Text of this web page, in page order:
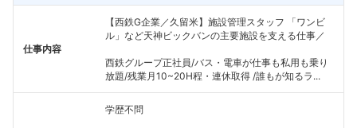
仕事内容
【西鉄G企業／久留米】施設管理スタッフ 「ワンビ
ル」など天神ビックバンの主要施設を支える仕事／
西鉄グループ正社員/バス・電車が仕事も私用も乗り
放題/残業月10~20H程・連休取得 /誰もが知るラ...
学歴不問